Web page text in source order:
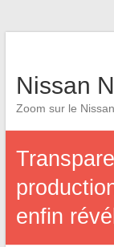
Nissan
Zoom sur le
enfin